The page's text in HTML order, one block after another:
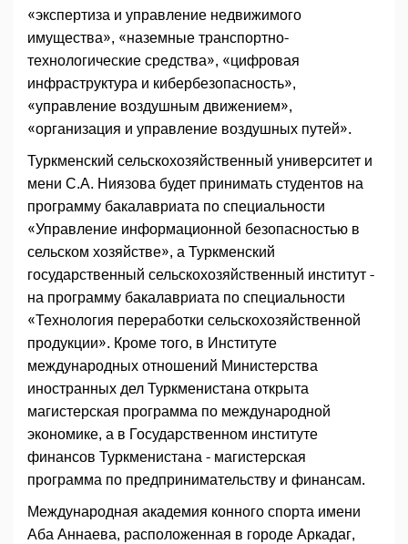
«экспертиза и управление недвижимого
имущества», «наземные транспортно-
технологические средства», «цифровая
инфраструктура и кибербезопасность»,
«управление воздушным движением»,
«организация и управление воздушных путей».
Туркменский сельскохозяйственный университет и
мени С.А. Ниязова будет принимать студентов на
программу бакалавриата по специальности
«Управление информационной безопасностью в
сельском хозяйстве», а Туркменский
государственный сельскохозяйственный институт -
на программу бакалавриата по специальности
«Технология переработки сельскохозяйственной
продукции». Кроме того, в Институте
международных отношений Министерства
иностранных дел Туркменистана открыта
магистерская программа по международной
экономике, а в Государственном институте
финансов Туркменистана - магистерская
программа по предпринимательству и финансам.
Международная академия конного спорта имени
Аба Аннаева, расположенная в городе Аркадаг,